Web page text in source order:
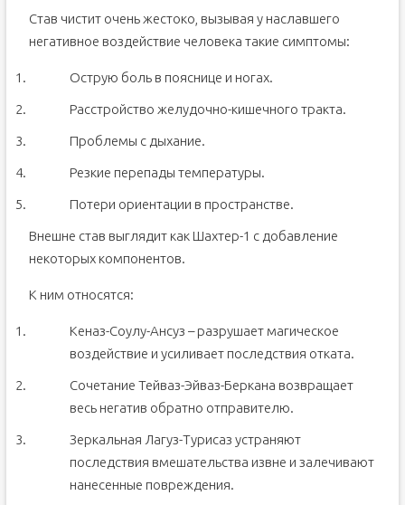
Став чистит очень жестоко, вызывая у наславшего
негативное воздействие человека такие симптомы:
Острую боль в пояснице и ногах.
Расстройство желудочно-кишечного тракта.
Проблемы с дыхание.
Резкие перепады температуры.
Потери ориентации в пространстве.
Внешне став выглядит как Шахтер-1 с добавление
некоторых компонентов.
К ним относятся:
Кеназ-Соулу-Ансуз – разрушает магическое
воздействие и усиливает последствия отката.
Сочетание Тейваз-Эйваз-Беркана возвращает
весь негатив обратно отправителю.
Зеркальная Лагуз-Турисаз устраняют
последствия вмешательства извне и залечивают
нанесенные повреждения.